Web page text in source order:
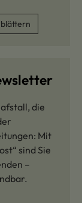
die
Mit
sind Sie
–